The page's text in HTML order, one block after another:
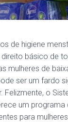
de higiene
básico de
mulheres de
ser um fardo
Felizmente, o
um programa
para